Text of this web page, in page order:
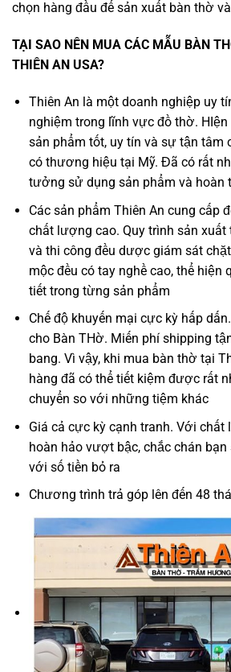
chọn hàng đầu để sản xuất bàn thờ
TẠI SAO NÊN MUA CÁC MẪU BÀN
THIÊN AN USA?
Thiên An là một doanh nghiệp uy
nghiệm trong lĩnh vực đồ thờ.
sản phẩm tốt, uy tín và sự tận tâm
có thương hiệu tại Mỹ. Đã có rất
tưởng sử dụng sản phẩm và hoàn
Các sản phẩm Thiên An cung cấp
chất lượng cao. Quy trình sản xuất
và thi công đều dược giám sát
mộc đều có tay nghề cao, thể hiện
tiết trong từng sản phẩm
Chế độ khuyến mại cực kỳ hấp
cho Bàn THờ. Miến phí shipping
bang. Vì vậy, khi mua bàn thờ tại
hàng đã có thể tiết kiệm được rất
chuyển so với những tiệm khác
Giá cả cực kỳ cạnh tranh. Với
hoàn hảo vượt bậc, chắc chán bạn
với số tiền bỏ ra
Chương trình trả góp lên đến 48